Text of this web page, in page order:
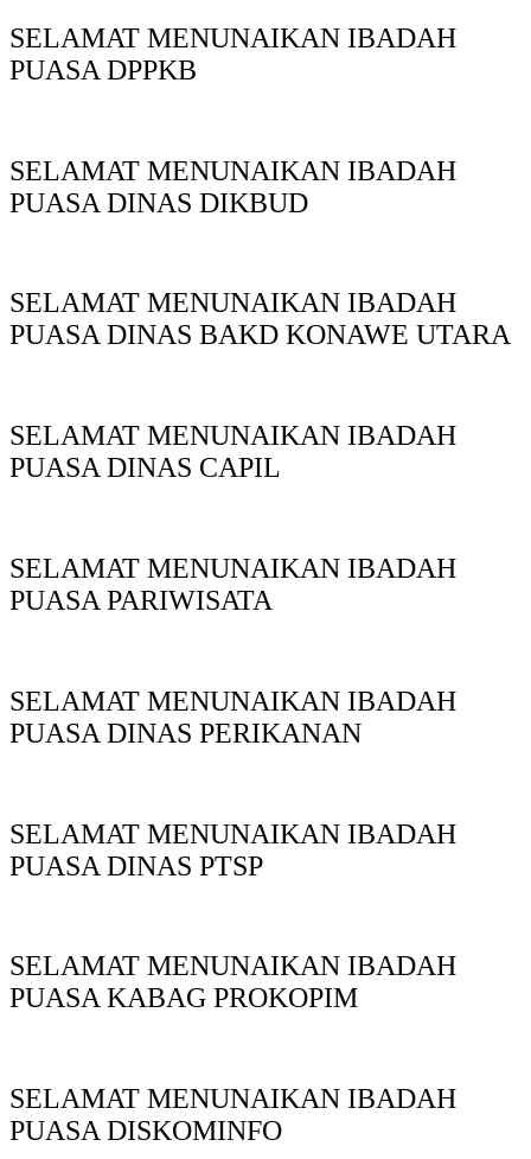
SELAMAT MENUNAIKAN IBADAH
PUASA DPPKB
SELAMAT MENUNAIKAN IBADAH
PUASA DINAS DIKBUD
SELAMAT MENUNAIKAN IBADAH
PUASA DINAS BAKD KONAWE UTARA
SELAMAT MENUNAIKAN IBADAH
PUASA DINAS CAPIL
SELAMAT MENUNAIKAN IBADAH
PUASA PARIWISATA
SELAMAT MENUNAIKAN IBADAH
PUASA DINAS PERIKANAN
SELAMAT MENUNAIKAN IBADAH
PUASA DINAS PTSP
SELAMAT MENUNAIKAN IBADAH
PUASA KABAG PROKOPIM
SELAMAT MENUNAIKAN IBADAH
PUASA DISKOMINFO